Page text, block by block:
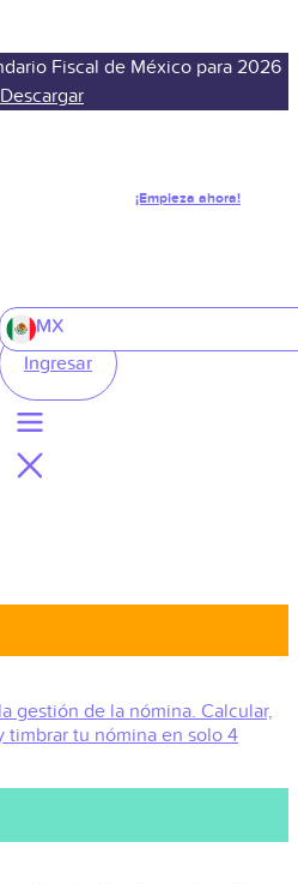
Fiscal de México para 2026
Descargar
¡Empieza ahora!
MX
Ingresar
gestión de la nómina. Calcular,
timbrar tu nómina en solo 4